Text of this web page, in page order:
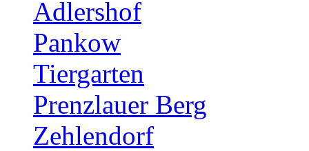
Adlershof
Pankow
Tiergarten
Prenzlauer Berg
Zehlendorf